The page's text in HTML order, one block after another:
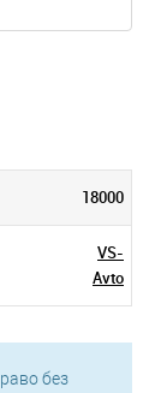
18000
VS-
Avto
без